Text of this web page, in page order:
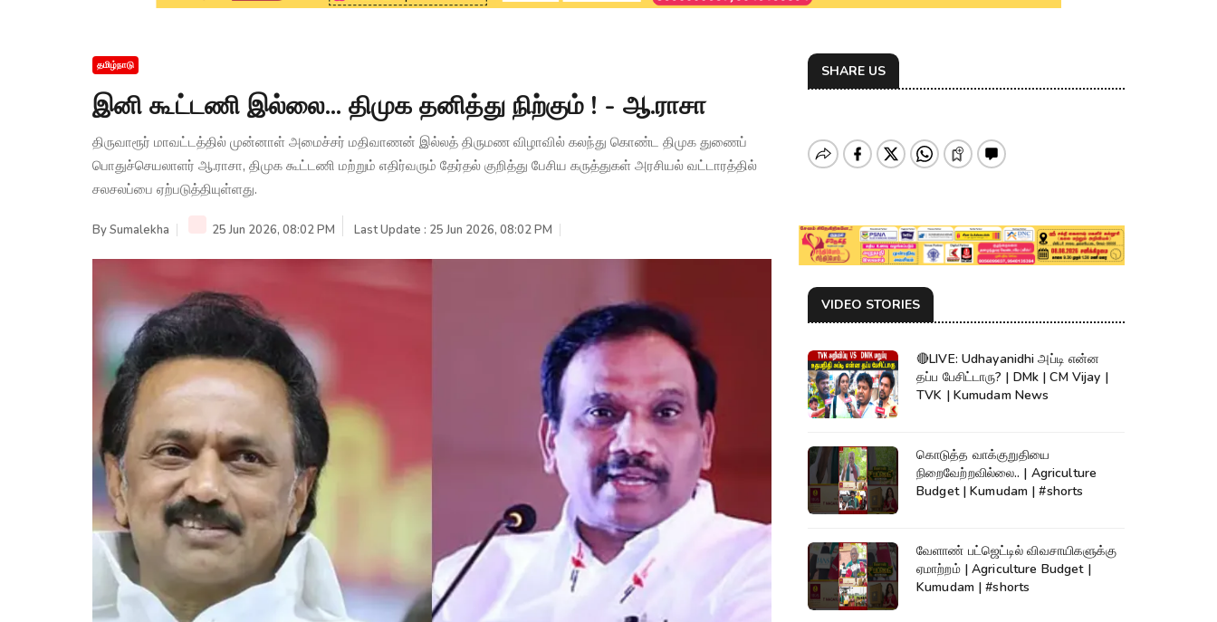
தமிழ்நாடு
இனி கூட்டணி இல்லை... திமுக தனித்து நிற்கும் ! - ஆ.ராசா
திருவாரூர் மாவட்டத்தில் முன்னாள் அமைச்சர் மதிவாணன் இல்லத் திருமண விழாவில் கலந்து கொண்ட திமுக துணைப்
பொதுச்செயலாளர் ஆ.ராசா, திமுக கூட்டணி மற்றும் எதிர்வரும் தேர்தல் குறித்து பேசிய கருத்துகள் அரசியல் வட்டாரத்தில்
சலசலப்பை ஏற்படுத்தியுள்ளது.
BySumalekha 25 Jun 2026, 08:02 PM Last Update : 25 Jun 2026, 08:02 PM
SHARE US
VIDEO STORIES
🔴LIVE: Udhayanidhi அப்டி என்ன
தப்ப பேசிட்டாரு? | DMk | CM Vijay |
TVK | Kumudam News
கொடுத்த வாக்குறுதியை
நிறைவேற்றவில்லை.. | Agriculture
Budget | Kumudam | #shorts
வேளாண் பட்ஜெட்டில் விவசாயிகளுக்கு
ஏமாற்றம் | Agriculture Budget |
Kumudam | #shorts